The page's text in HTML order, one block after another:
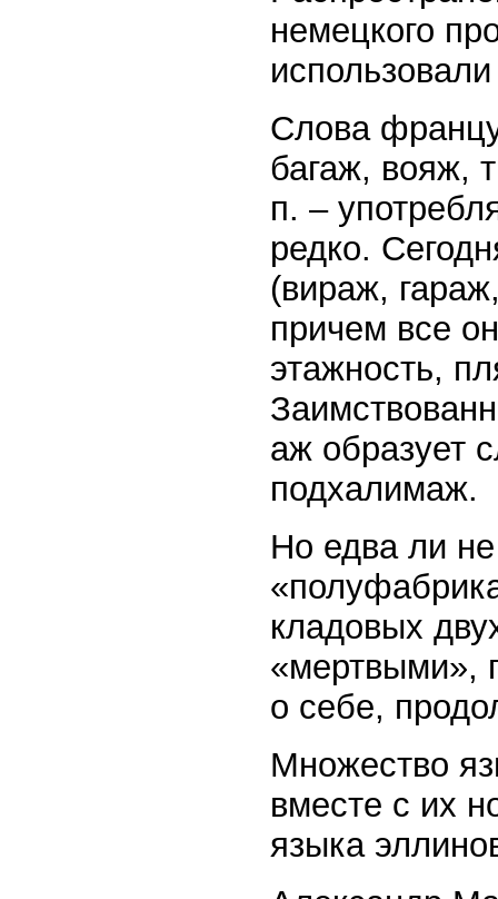
немецкого
Слова
багаж, вояж,
п. –
редко.
(вираж,
причем все
этажность,
аж образует
подхалимаж.
Но едва ли
кладовых
«мертвыми»,
о себе,
Множество
вместе с их
языка